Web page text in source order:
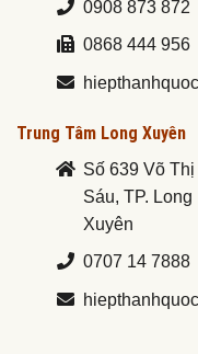
0908 873 872
0868 444 956
Trung Tâm Long Xuyên
Số 639 Võ Thị
Sáu, TP. Long
Xuyên
0707 14 7888